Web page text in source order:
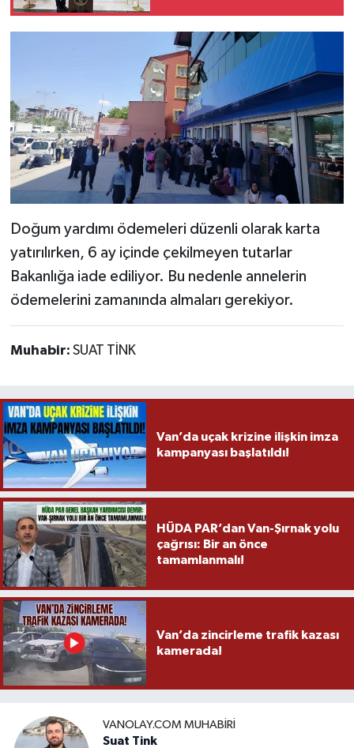
Doğum yardımı ödemeleri düzenli olarak karta
yatırılırken, 6 ay içinde çekilmeyen tutarlar
Bakanlığa iade ediliyor. Bu nedenle annelerin
ödemelerini zamanında almaları gerekiyor.
Muhabir: SUAT TİNK
Van’da uçak krizine ilişkin imza
kampanyası başlatıldı!
HÜDA PAR’dan Van-Şırnak yolu
çağrısı: Bir an önce
tamamlanmalı!
Van’da zincirleme trafik kazası
kamerada!
VANOLAY.COM MUHABIRI
Suat Tink